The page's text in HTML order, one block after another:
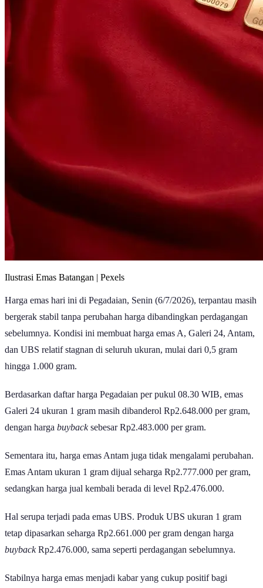
Ilustrasi Emas Batangan | Pexels
Harga emas hari ini di Pegadaian, Senin (6/7/2026), terpantau masih
bergerak stabil tanpa perubahan harga dibandingkan perdagangan
sebelumnya. Kondisi ini membuat harga emas A, Galeri 24, Antam,
dan UBS relatif stagnan di seluruh ukuran, mulai dari 0,5 gram
hingga 1.000 gram.
Berdasarkan daftar harga Pegadaian per pukul 08.30 WIB, emas
Galeri 24 ukuran 1 gram masih dibanderol Rp2.648.000 per gram,
dengan harga buybacksebesar Rp2.483.000 per gram.
Sementara itu, harga emas Antam juga tidak mengalami perubahan.
Emas Antam ukuran 1 gram dijual seharga Rp2.777.000 per gram,
sedangkan harga jual kembali berada di level Rp2.476.000.
Hal serupa terjadi pada emas UBS. Produk UBS ukuran 1 gram
tetap dipasarkan seharga Rp2.661.000 per gram dengan harga
buybackRp2.476.000, sama seperti perdagangan sebelumnya.
Stabilnya harga emas menjadi kabar yang cukup positif bagi